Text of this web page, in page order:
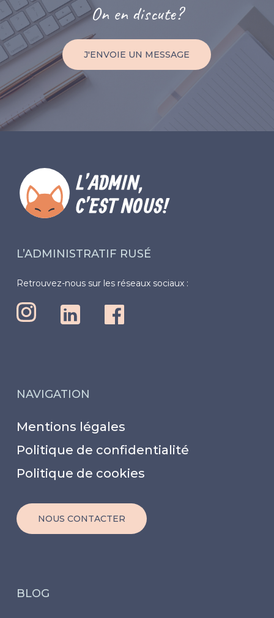
On en discute?
J'ENVOIE UN MESSAGE
L’ADMINISTRATIF RUSÉ
Retrouvez-nous sur les réseaux sociaux :
NAVIGATION
Mentions légales
Politique de confidentialité
Politique de cookies
NOUS CONTACTER
BLOG